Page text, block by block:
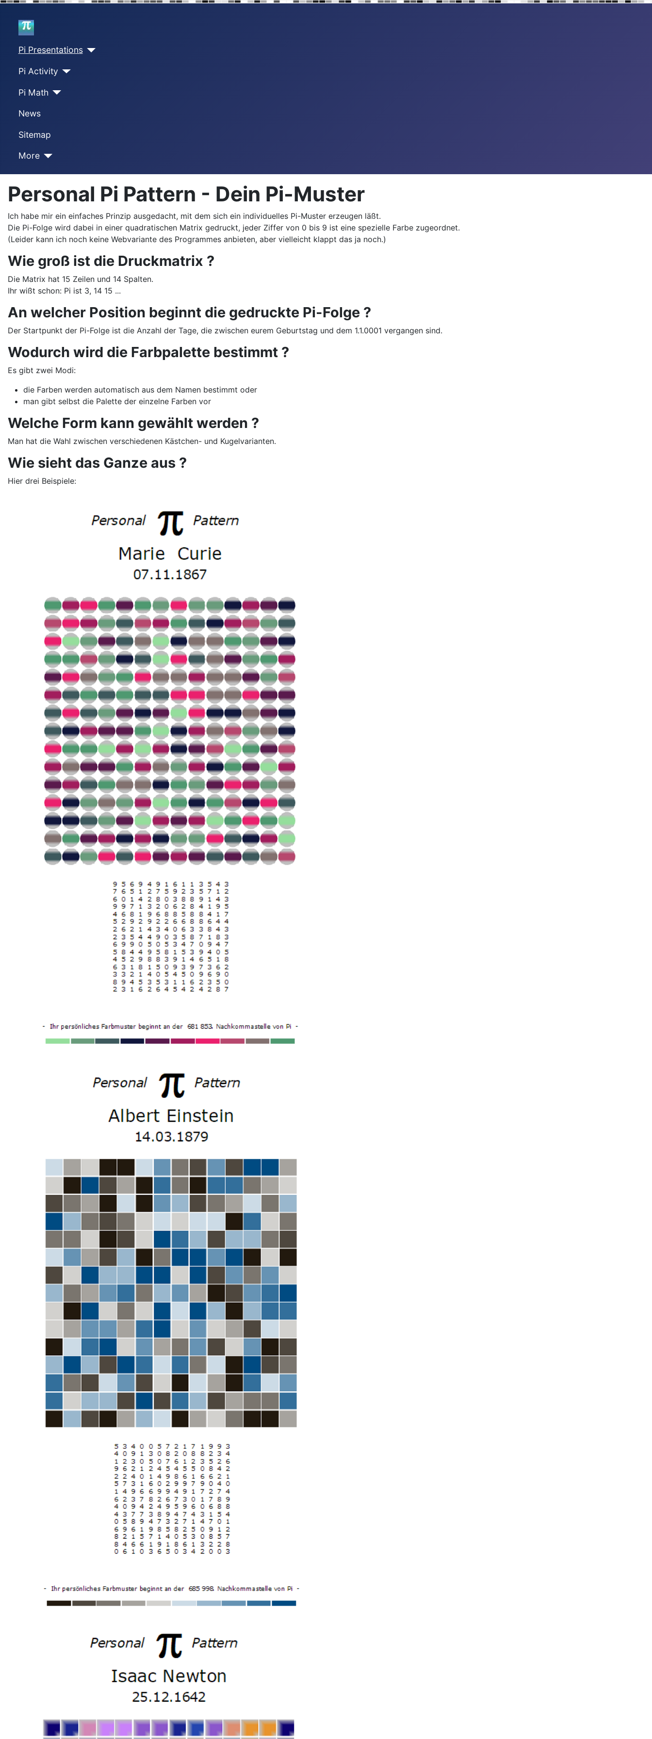
Home
Pi Presentations
Pi Activity
Pi Math
News
Sitemap
More
Personal Pi Pattern - Dein Pi-Muster
Ich habe mir ein einfaches Prinzip ausgedacht, mit dem sich ein individuelles Pi-Muster erzeugen läßt.
Die Pi-Folge wird dabei in einer quadratischen Matrix gedruckt, jeder Ziffer von 0 bis 9 ist eine spezielle Farbe zugeordnet.
(Leider kann ich noch keine Webvariante des Programmes anbieten, aber vielleicht klappt das ja noch.)
Wie groß ist die Druckmatrix ?
Die Matrix hat 15 Zeilen und 14 Spalten.
Ihr wißt schon: Pi ist 3, 14 15 ...
An welcher Position beginnt die gedruckte Pi-Folge ?
Der Startpunkt der Pi-Folge ist die Anzahl der Tage, die zwischen eurem Geburtstag und dem 1.1.0001 vergangen sind.
Wodurch wird die Farbpalette bestimmt ?
Es gibt zwei Modi:
die Farben werden automatisch aus dem Namen bestimmt oder
man gibt selbst die Palette der einzelne Farben vor
Welche Form kann gewählt werden ?
Man hat die Wahl zwischen verschiedenen Kästchen- und Kugelvarianten.
Wie sieht das Ganze aus ?
Hier drei Beispiele: